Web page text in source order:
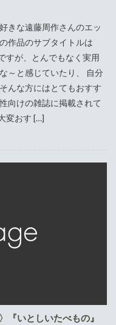
きな遠藤周作さんのエッ
作品のサブタイトルは
すが、とんでもなく実用
～と感じていたり、 自分
んな方にはとてもおすす
向けの雑誌に掲載されて
変おす […]
『いとしいたべもの』